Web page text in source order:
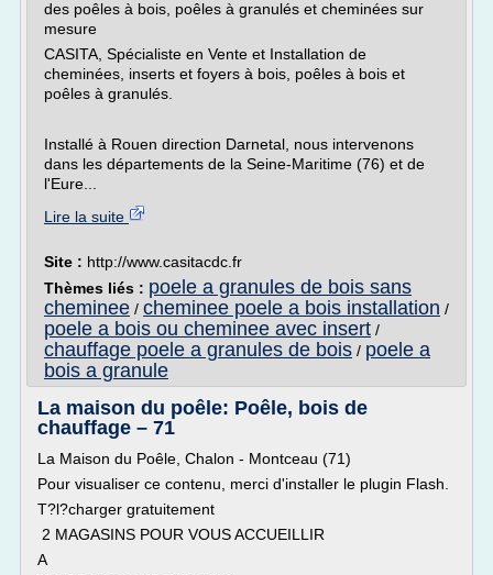
des poêles à bois, poêles à granulés et cheminées sur
mesure
CASITA, Spécialiste en Vente et Installation de
cheminées, inserts et foyers à bois, poêles à bois et
poêles à granulés.
Installé à Rouen direction Darnetal, nous intervenons
dans les départements de la Seine-Maritime (76) et de
l'Eure...
Lire la suite
Site : http://www.casitacdc.fr
Thèmes liés : poele a granules de bois sans
cheminee / cheminee poele a bois installation /
poele a bois ou cheminee avec insert /
chauffage poele a granules de bois / poele a
bois a granule
La maison du poêle: Poêle, bois de
chauffage – 71
La Maison du Poêle, Chalon - Montceau (71)
Pour visualiser ce contenu, merci d'installer le plugin Flash.
T?l?charger gratuitement
2 MAGASINS POUR VOUS ACCUEILLIR
A